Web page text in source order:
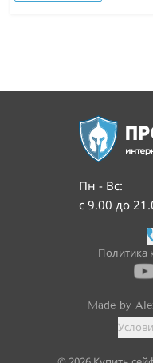
Пн - Вс:
с 9.00 до
Политика
Made by